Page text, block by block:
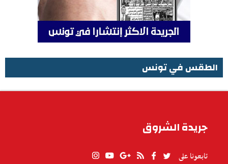
الطقس في تونس
جريدة الشروق
تابعونا على